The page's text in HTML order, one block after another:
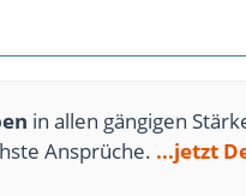
in allen gängigen
Ansprüche. ...jetzt